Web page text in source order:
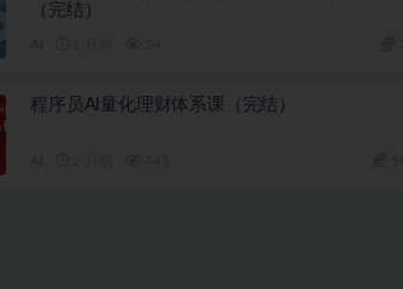
（完结）
程序员AI量化理财体系课（完结）